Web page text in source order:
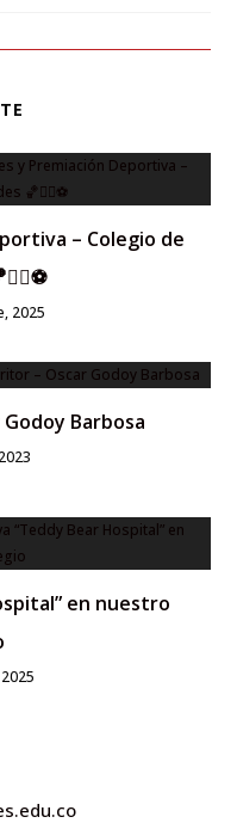
– Colegio de
2025
Barbosa
en nuestro